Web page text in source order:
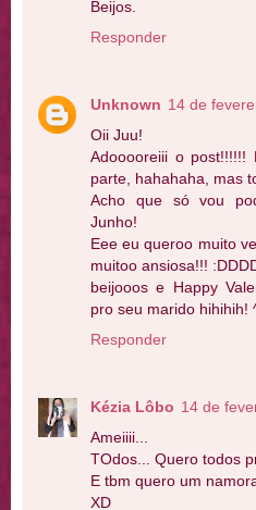
Beijos.
Responder
Unknown 14 de
Oii Juu!
Adooooreiii o post!!!!!!
parte, hahahaha, mas
Acho que só vou
Junho!
Eee eu queroo muito
muitoo ansiosa!!!
beijooos e Happy
pro seu marido hihihih!
Responder
Kézia Lôbo 14 de
Ameiiii...
TOdos... Quero todos
E tbm quero um
XD